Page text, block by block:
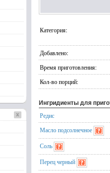
Категория:
Добавлено:
Время приготовления:
Кол-во порций:
Ингридиенты для
Редис
Масло подсолнечное
Соль
Перец черный